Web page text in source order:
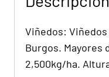
Viñedos:
Burgos. Mayores
2,500kg/ha.